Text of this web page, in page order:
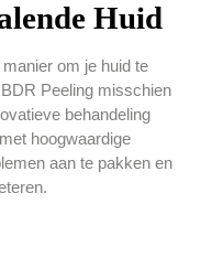
Huid
om je huid te
Peeling misschien
behandeling
hoogwaardige
aan te pakken en